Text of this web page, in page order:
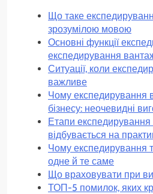
Що таке
зрозумілою мовою
Основні функції
експедирування
Ситуації, коли
важливе
Чому експедирування
бізнесу: неочевидні
Етапи експедирування
відбувається на
Чому експедирування
одне й те саме
Що враховувати при
ТОП-5 помилок, яких